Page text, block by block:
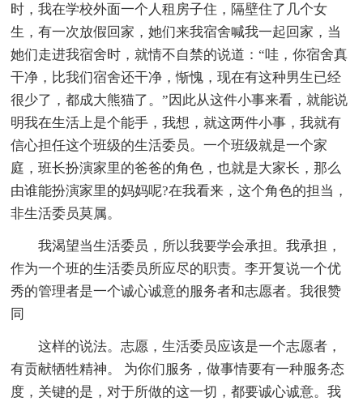
时，我在学校外面一个人租房子住，隔壁住了几个女
生，有一次放假回家，她们来我宿舍喊我一起回家，当
她们走进我宿舍时，就情不自禁的说道：“哇，你宿舍真
干净，比我们宿舍还干净，惭愧，现在有这种男生已经
很少了，都成大熊猫了。”因此从这件小事来看，就能说
明我在生活上是个能手，我想，就这两件小事，我就有
信心担任这个班级的生活委员。一个班级就是一个家
庭，班长扮演家里的爸爸的角色，也就是大家长，那么
由谁能扮演家里的妈妈呢?在我看来，这个角色的担当，
非生活委员莫属。
我渴望当生活委员，所以我要学会承担。我承担，
作为一个班的生活委员所应尽的职责。李开复说一个优
秀的管理者是一个诚心诚意的服务者和志愿者。我很赞
同
这样的说法。志愿，生活委员应该是一个志愿者，
有贡献牺牲精神。 为你们服务，做事情要有一种服务态
度，关键的是，对于所做的这一切，都要诚心诚意。我